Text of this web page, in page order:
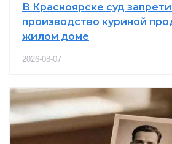
В Красноярске суд
производство куриной
жилом доме
2026-08-07